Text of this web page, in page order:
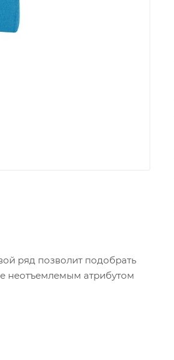
ряд позволит подобрать
неотъемлемым атрибутом